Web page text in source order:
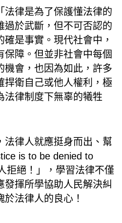
法律是為了保護懂法律的
過於武斷，但不可否認的
是事實。現代社會中，
保障。但並非社會中每個
機會，也因為如此，許多
捍衛自己或他人權利，極
法律制度下無辜的犧牲
法律人就應挺身而出、幫
is to be denied to
拒絕！」，學習法律不僅
發揮所學協助人民解決糾
法律人的良心！